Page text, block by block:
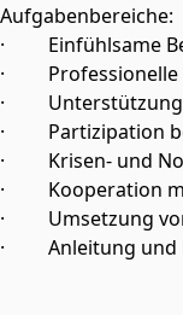
Aufgabenbereiche:
· Einfühlsame
· Professionelle
· Unterstützung
· Partizipation bei
· Krisen- und
· Kooperation mit
· Umsetzung von
· Anleitung und